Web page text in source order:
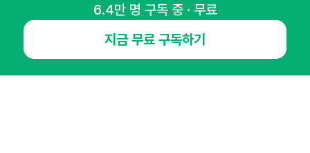
서비스•광고 문의 :1800-2198
openads@openads.co.kr
이용약관개인정보처리방침
6.4만 명 구독 중 · 무료
지금 무료 구독하기